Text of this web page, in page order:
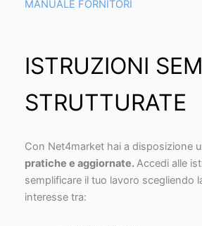
MANUALE FORNITORI
ISTRUZIONI
STRUTTURATE
Con Net4market hai a disposizione
pratiche e aggiornate.Accedi alle
semplificare il tuo lavoro scegliendo
interesse tra: